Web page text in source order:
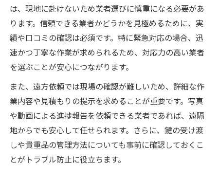
は、現地に赴けないため業者選びに慎重になる必要があ
ります。信頼できる業者かどうかを見極めるために、実
績や口コミの確認は必須です。特に緊急対応の場合、迅
速かつ丁寧な作業が求められるため、対応力の高い業者
を選ぶことが安心につながります。
また、遠方依頼では現場の確認が難しいため、詳細な作
業内容や見積もりの提示を求めることが重要です。写真
や動画による進捗報告を依頼できる業者であれば、遠隔
地からでも安心して任せられます。さらに、鍵の受け渡
しや貴重品の管理方法についても事前に確認しておくこ
とがトラブル防止に役立ちます。